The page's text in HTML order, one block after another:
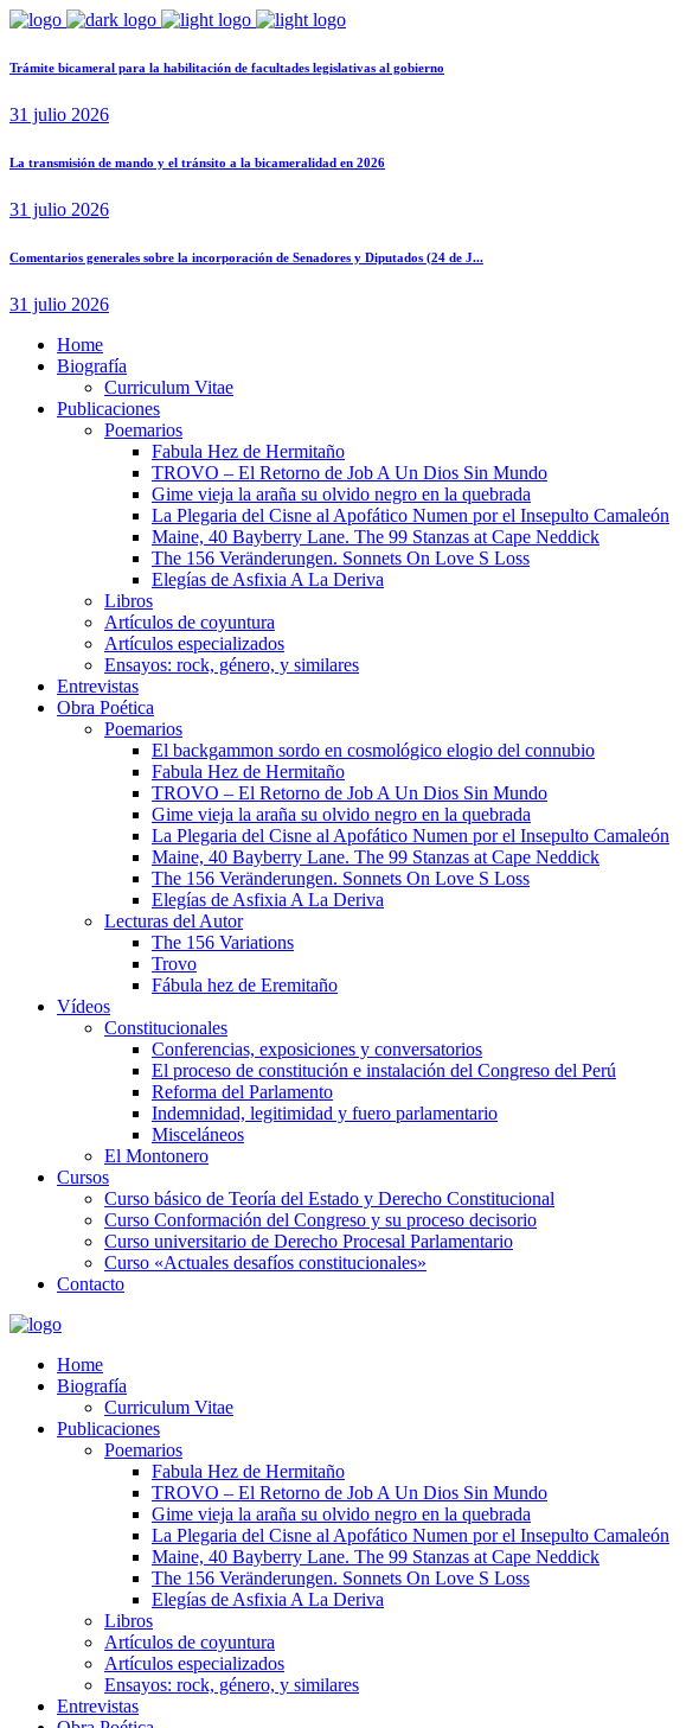
Trámite bicameral para la habilitación de facultades legislativas al gobierno
31 julio 2026
La transmisión de mando y el tránsito a la bicameralidad en 2026
31 julio 2026
Comentarios generales sobre la incorporación de Senadores y Diputados (24 de J...
31 julio 2026
Home
Biografía
Curriculum Vitae​
Publicaciones
Poemarios
Fabula Hez de Hermitaño
TROVO – El Retorno de Job A Un Dios Sin Mundo
Gime vieja la araña su olvido negro en la quebrada
La Plegaria del Cisne al Apofático Numen por el Insepulto Camaleón
Maine, 40 Bayberry Lane. The 99 Stanzas at Cape Neddick
The 156 Veränderungen. Sonnets On Love S Loss
Elegías de Asfixia A La Deriva
Libros
Artículos de coyuntura
Artículos especializados
Ensayos: rock, género, y similares
Entrevistas
Obra Poética
Poemarios
El backgammon sordo en cosmológico elogio del connubio
Fabula Hez de Hermitaño
TROVO – El Retorno de Job A Un Dios Sin Mundo
Gime vieja la araña su olvido negro en la quebrada
La Plegaria del Cisne al Apofático Numen por el Insepulto Camaleón
Maine, 40 Bayberry Lane. The 99 Stanzas at Cape Neddick
The 156 Veränderungen. Sonnets On Love S Loss
Elegías de Asfixia A La Deriva
Lecturas del Autor
The 156 Variations
Trovo
Fábula hez de Eremitaño
Vídeos
Constitucionales
Conferencias, exposiciones y conversatorios
El proceso de constitución e instalación del Congreso del Perú
Reforma del Parlamento
Indemnidad, legitimidad y fuero parlamentario
Misceláneos
El Montonero
Cursos
Curso básico de Teoría del Estado y Derecho Constitucional
Curso Conformación del Congreso y su proceso decisorio
Curso universitario de Derecho Procesal Parlamentario
Curso «Actuales desafíos constitucionales»
Contacto
Home
Biografía
Curriculum Vitae​
Publicaciones
Poemarios
Fabula Hez de Hermitaño
TROVO – El Retorno de Job A Un Dios Sin Mundo
Gime vieja la araña su olvido negro en la quebrada
La Plegaria del Cisne al Apofático Numen por el Insepulto Camaleón
Maine, 40 Bayberry Lane. The 99 Stanzas at Cape Neddick
The 156 Veränderungen. Sonnets On Love S Loss
Elegías de Asfixia A La Deriva
Libros
Artículos de coyuntura
Artículos especializados
Ensayos: rock, género, y similares
Entrevistas